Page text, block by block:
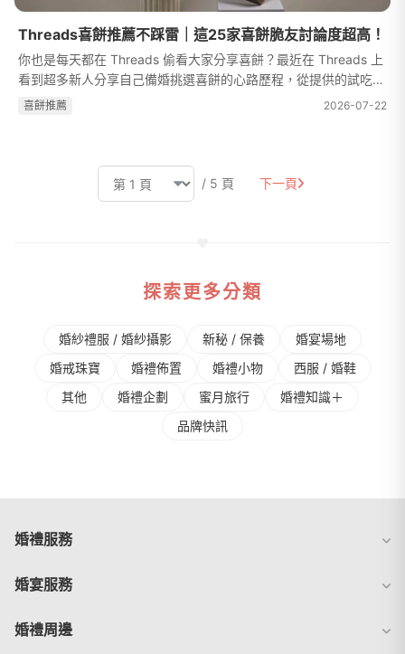
Threads喜餅推薦不踩雷｜這25家喜餅脆友討論度超高！
你也是每天都在 Threads 偷看大家分享喜餅？最近在 Threads 上
看到超多新人分享自己備婚挑選喜餅的心路歷程，從提供的試吃
盒、現場專屬優惠到實際喜餅的實拍照，討論最想入手的款式、最
喜餅推薦 2026-07-22
/ 5 頁 下一頁
探索更多分類
婚紗禮服 / 婚紗攝影 新秘 / 保養
婚宴場地
婚戒珠寶
婚禮佈置 婚禮⼩物
⻄服 / 婚鞋
其他
婚禮企劃 蜜⽉旅⾏
婚禮知識＋
品牌快訊
婚禮服務
婚宴服務
婚禮周邊